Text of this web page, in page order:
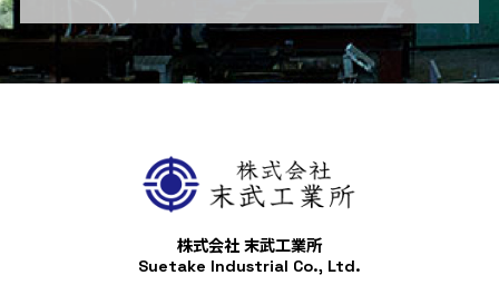
株式会社 末武工業所
Suetake Industrial Co., Ltd.